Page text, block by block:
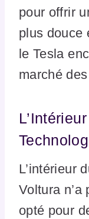
pour offrir
plus douce
le Tesla
marché
L’intérieur
Voltura n’a
opté pour